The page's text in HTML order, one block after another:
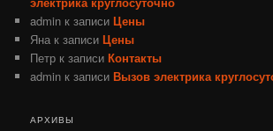
admin к записиЦены
Яна к записиЦены
Петр к записиКонтакты
admin к записиВызов электрика
АРХИВЫ